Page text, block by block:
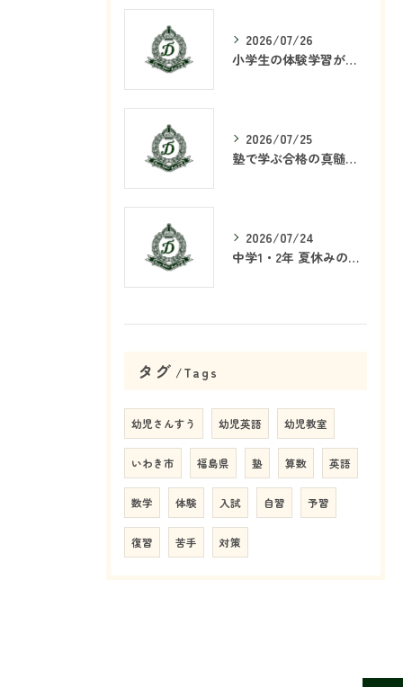
2026/07/26
小学生の体験学習が塾で重要な理由
2026/07/25
塾で学ぶ合格の真髄とは何か
2026/07/24
中学1・2年 夏休みの学習戦略
タグ Tags
幼児さんすう 幼児英語 幼児教室
いわき市 福島県 塾 算数 英語
数学 体験 入試 自習 予習
復習 苦手 対策